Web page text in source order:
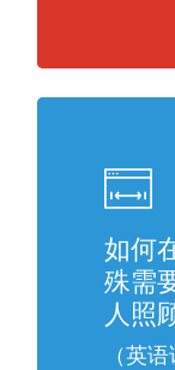
如何
殊需
人照
（英语